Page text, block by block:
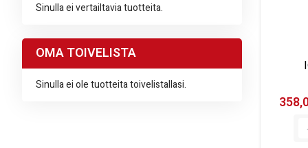
Sinulla ei vertailtavia tuotteita.
OMA TOIVELISTA
Sinulla ei ole tuotteita toivelistallasi.